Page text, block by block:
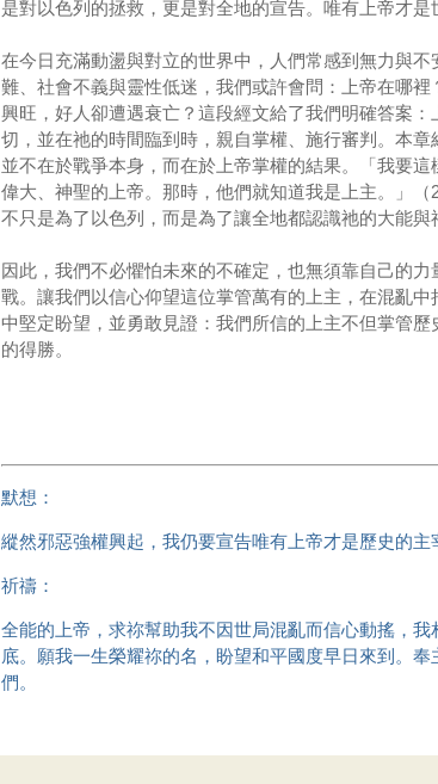
是對以色列的拯救，更是對全地的宣告。唯有上帝才是
在今日充滿動盪與對立的世界中，人們常感到無力與不
難、社會不義與靈性低迷，我們或許會問：上帝在哪裡
興旺，好人卻遭遇衰亡？這段經文給了我們明確答案：
切，並在祂的時間臨到時，親自掌權、施行審判。本章
並不在於戰爭本身，而在於上帝掌權的結果。「我要這
偉大、神聖的上帝。那時，他們就知道我是上主。」（
不只是為了以色列，而是為了讓全地都認識祂的大能與
因此，我們不必懼怕未來的不確定，也無須靠自己的力
戰。讓我們以信心仰望這位掌管萬有的上主，在混亂中
中堅定盼望，並勇敢見證：我們所信的上主不但掌管歷
的得勝。
默想：
縱然邪惡強權興起，我仍要宣告唯有上帝才是歷史的主
祈禱：
全能的上帝，求祢幫助我不因世局混亂而信心動搖，我
底。願我一生榮耀祢的名，盼望和平國度早日來到。奉
們。